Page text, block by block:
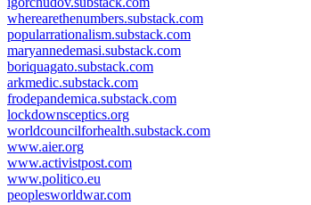
wherearethenumbers.substack.com
popularrationalism.substack.com
maryannedemasi.substack.com
boriquagato.substack.com
arkmedic.substack.com
frodepandemica.substack.com
lockdownsceptics.org
worldcouncilforhealth.substack.com
www.aier.org
www.activistpost.com
www.politico.eu
peoplesworldwar.com